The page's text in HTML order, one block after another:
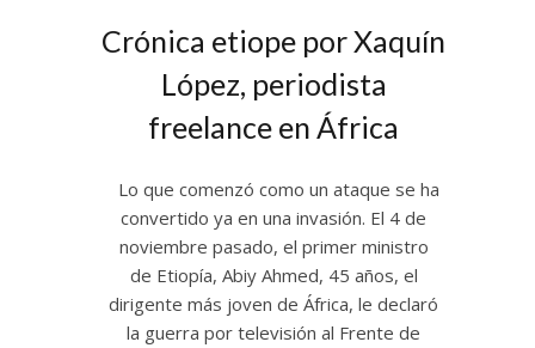
Crónica etiope por Xaquín
López, periodista
freelance en África
Lo que comenzó como un ataque se ha
convertido ya en una invasión. El 4 de
noviembre pasado, el primer ministro
de Etiopía, Abiy Ahmed, 45 años, el
dirigente más joven de África, le declaró
la guerra por televisión al Frente de